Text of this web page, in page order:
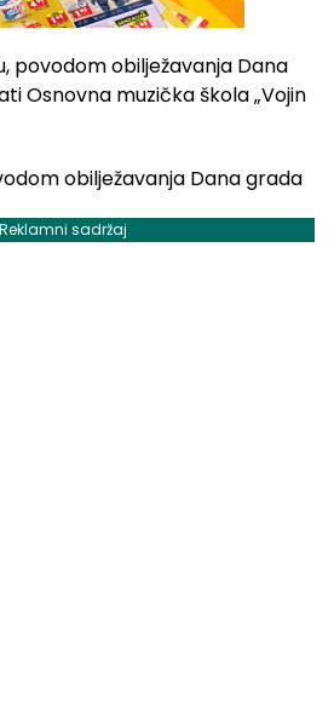
povodom obilježavanja Dana
Osnovna muzička škola „Vojin
Reklamni sadržaj